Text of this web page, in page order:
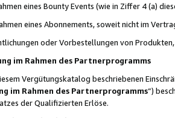
eines Bounty Events (wie in Ziffer 4 (a)
eines Abonnements, soweit nicht im
oder Vorbestellungen von
im Rahmen des Partnerprogramms
Vergütungskatalog beschriebenen
im Rahmen des Partnerprogramms“)
der Qualifizierten Erlöse.